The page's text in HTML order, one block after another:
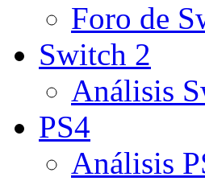
Foro de
Switch 2
Análisis
PS4
Análisis